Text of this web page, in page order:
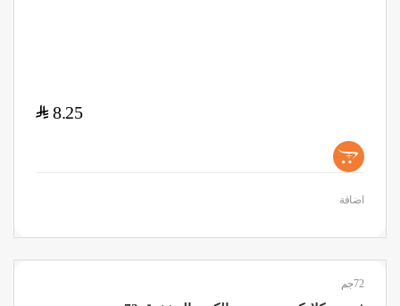
8.25
$
+
اضافة
72جم